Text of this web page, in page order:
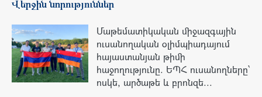
Վերջին նորություններ
Մաթեմատիկական միջազգային
ուսանողական օլիմպիադայում
հայաստանյան թիմի
հաջողությունը. ԵՊՀ ուսանողները՝
ոսկե, արծաթե և բրոնզե...